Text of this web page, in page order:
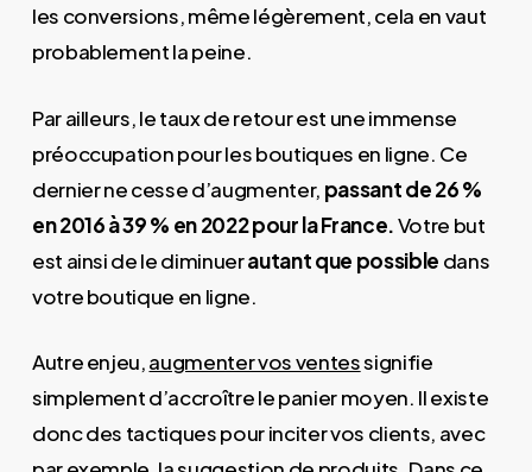
les conversions, même légèrement, cela en vaut
probablement la peine.
Par ailleurs, le taux de retour est une immense
préoccupation pour les boutiques en ligne. Ce
dernier ne cesse d’augmenter, passant de 26 %
en 2016 à 39 % en 2022 pour la France.Votre but
est ainsi de le diminuerautant que possible dans
votre boutique en ligne.
Autre enjeu,augmenter vos ventessignifie
simplement d’accroître le panier moyen. Il existe
donc des tactiques pour inciter vos clients, avec